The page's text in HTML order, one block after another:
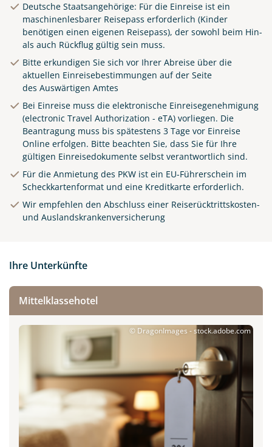
Deutsche Staatsangehörige: Für die Einreise ist ein
maschinenlesbarer Reisepass erforderlich (Kinder
benötigen einen eigenen Reisepass), der sowohl beim Hin-
als auch Rückflug gültig sein muss.
Bitte erkundigen Sie sich vor Ihrer Abreise über die
aktuellen Einreisebestimmungen auf der Seite
des Auswärtigen Amtes
Bei Einreise muss die elektronische Einreisegenehmigung
(electronic Travel Authorization - eTA) vorliegen. Die
Beantragung muss bis spätestens 3 Tage vor Einreise
Online erfolgen. Bitte beachten Sie, dass Sie für Ihre
gültigen Einreisedokumente selbst verantwortlich sind.
Für die Anmietung des PKW ist ein EU-Führerschein im
Scheckkartenformat und eine Kreditkarte erforderlich.
Wir empfehlen den Abschluss einer Reiserücktrittskosten-
und Auslandskrankenversicherung
Ihre Unterkünfte
Mittelklassehotel
© DragonImages - stock.adobe.com